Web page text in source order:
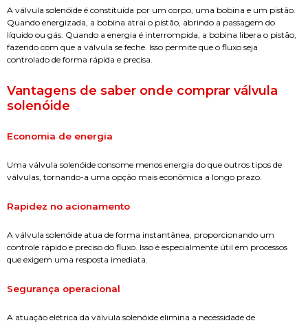
A válvula solenóide é constituída por um corpo, uma bobina e um pistão.
Quando energizada, a bobina atrai o pistão, abrindo a passagem do
líquido ou gás. Quando a energia é interrompida, a bobina libera o pistão,
fazendo com que a válvula se feche. Isso permite que o fluxo seja
controlado de forma rápida e precisa.
Vantagens de saber onde comprar válvula
solenóide
Economia de energia
Uma válvula solenóide consome menos energia do que outros tipos de
válvulas, tornando-a uma opção mais econômica a longo prazo.
Rapidez no acionamento
A válvula solenóide atua de forma instantânea, proporcionando um
controle rápido e preciso do fluxo. Isso é especialmente útil em processos
que exigem uma resposta imediata.
Segurança operacional
A atuação elétrica da válvula solenóide elimina a necessidade de